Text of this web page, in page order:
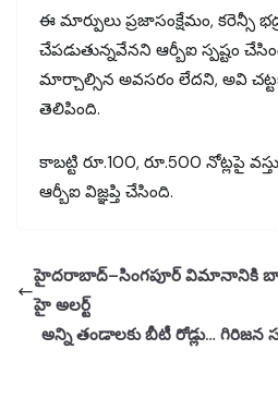
ఈ మార్పులు ప్రజాసంక్షేమం, కరెన్సీ
చేపడుతున్నవేనని ఆర్బీఐ స్పష్టం
మార్చాల్సిన అవసరం లేదని, అవి
తెలిపింది.
కాబట్టి రూ.100, రూ.500 నోట్లపై
ఆర్బీఐ విజ్ఞప్తి చేసింది.
హైదరాబాద్–సింగపూర్ విమానానికి
హై అలర్ట్
అన్ని తండాలకు బీటీ రోడ్లు… గిరిజన